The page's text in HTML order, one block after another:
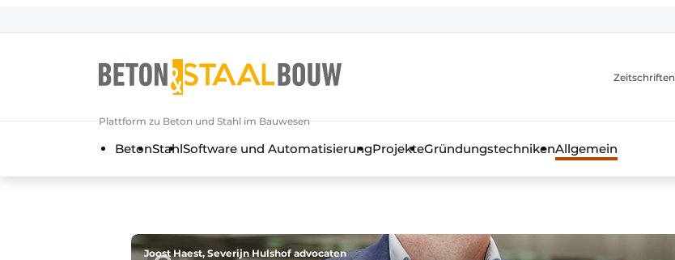
Allgemeine Bedingungen und Konditionen
Beton & Stahlbau | Entdecken Sie das Fachmagazin für die Beton- und Stahlbauindustrie
Veranstaltung anmelden
Plattform zu Beton und Stahl im Bauwesen
Zeitschriften
BetonStahlSoftware und AutomatisierungProjekteGründungstechnikenAllgemein
Joost Haest, Severijn Hulshof advocaten